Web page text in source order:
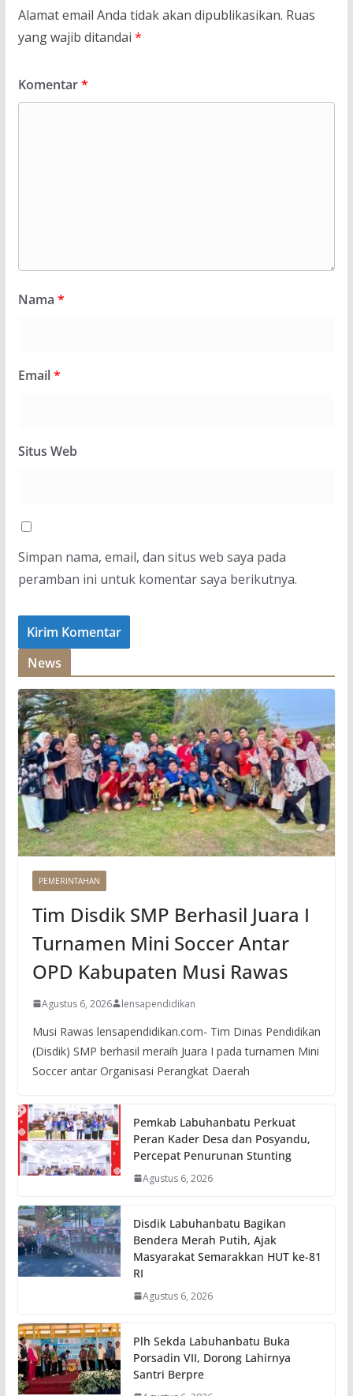
Alamat email Anda tidak akan dipublikasikan. Ruas
yang wajib ditandai *
Komentar*
Nama *
Email*
Situs Web
Simpan nama, email, dan situs web saya pada
peramban ini untuk komentar saya berikutnya.
News
PEMERINTAHAN
Tim Disdik SMP Berhasil Juara I
Turnamen Mini Soccer Antar
OPD Kabupaten Musi Rawas
Agustus 6, 2026 lensapendidikan
Musi Rawas lensapendidikan.com- Tim Dinas Pendidikan
(Disdik) SMP berhasil meraih Juara I pada turnamen Mini
Soccer antar Organisasi Perangkat Daerah
Pemkab Labuhanbatu Perkuat
Peran Kader Desa dan Posyandu,
Percepat Penurunan Stunting
Agustus 6, 2026
Disdik Labuhanbatu Bagikan
Bendera Merah Putih, Ajak
Masyarakat Semarakkan HUT ke-81
RI
Agustus 6, 2026
Plh Sekda Labuhanbatu Buka
Porsadin VII, Dorong Lahirnya
Santri Berpre